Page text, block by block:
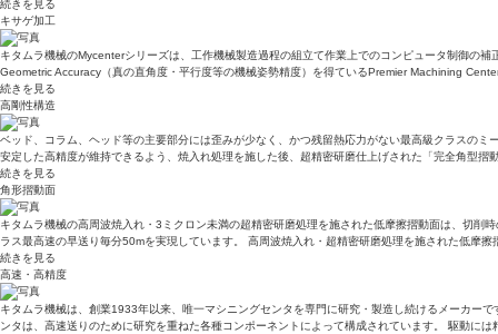
続きを見る
キサゲ加工
キタムラ機械のMycenterシリーズは、工作機械製造過程の組立て作業上でのコンピュータ制御の
Geometric Accuracy（真の直角度・平行度等の機械姿勢精度）を得ているPremier Machining
続きを見る
高剛性構造
ベッド、コラム、ヘッド等の主要部分には歪みが少なく、かつ残留熱応力がない最高級クラスの
安定した高精度が維持できるよう、焼入れ処理を施した後、超精密研磨仕上げされた「完全角型
続きを見る
角形摺動面
キタムラ機械の高周波焼入れ・3ミクロン未満の超精密研磨処理を施された低摩擦摺動面は、切
ラス最高速の早送り毎分50mを実現しています。 高周波焼入れ・超精密研磨処理を施された低摩
続きを見る
高速・高精度
キタムラ機械は、創業1933年以来、唯一マシニングセンタを専門に研究・製造し続けるメーカー
ンタは、高速送りのために研究を重ねた各種コンポーネントによって構成されています。 駆動に